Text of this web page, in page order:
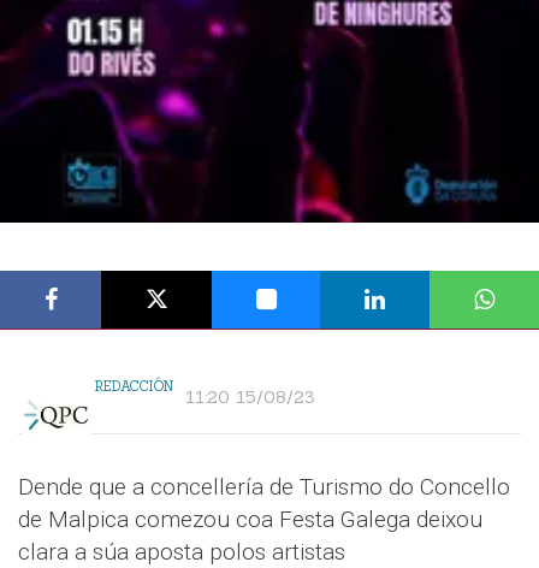
REDACCIÓN 11:20 15/08/23
Dende que a concellería de Turismo do Concello
de Malpica comezou coa Festa Galega deixou
clara a súa aposta polos artistas